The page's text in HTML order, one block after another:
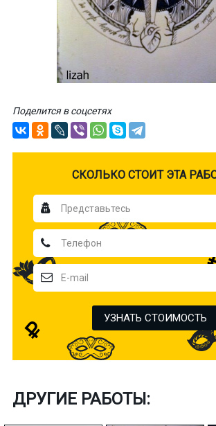
Поделится в соцсетях
CКОЛЬКО СТОИТ ЭТА
УЗНАТЬ СТОИМОСТЬ
ДРУГИЕ РАБОТЫ: